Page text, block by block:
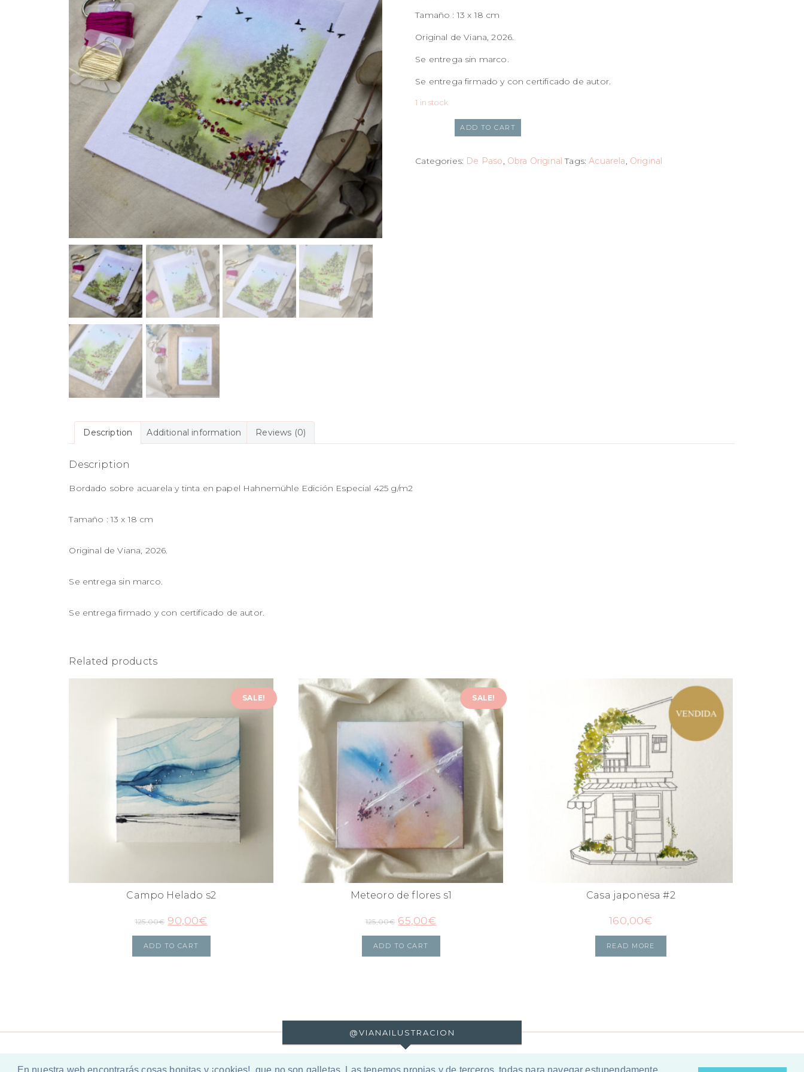
En nuestra web encontrarás cosas bonitas y ¡cookies!, que no son galletas. Las tenemos propias y de terceros, todas para navegar estupendamente.
Tamaño : 13 x 18 cm
Original de Viana, 2026.
Se entrega sin marco.
Se entrega firmado y con certificado de autor.
1 in stock
ADD TO CART
Categories: De Paso, Obra Original Tags:Acuarela, Original
Description Additional information Reviews (0)
Description
Bordado sobre acuarela y tinta en papel Hahnemühle Edición Especial 425 g/m2
Tamaño : 13 x 18 cm
Original de Viana, 2026.
Se entrega sin marco.
Se entrega firmado y con certificado de autor.
Related products
SALE!
Campo Helado s2
125,00€ 90,00€
ADD TO CART
SALE!
Meteoro de flores s1
125,00€ 65,00€
ADD TO CART
Casa japonesa #2
160,00€
READ MORE
@VIANAILUSTRACION